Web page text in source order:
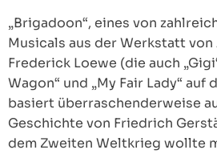
„Brigadoon“, eines von
Musicals aus der Werkstatt von
Frederick Loewe (die auch
Wagon“ und „My Fair Lady“ auf
basiert überraschenderweise
Geschichte von Friedrich
dem Zweiten Weltkrieg wollte